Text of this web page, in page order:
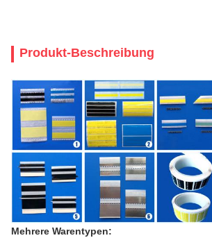
Produkt-Beschreibung
Mehrere Warentypen: